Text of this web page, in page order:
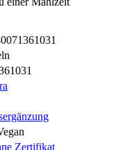
Zertifikat